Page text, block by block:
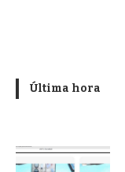
Última hora